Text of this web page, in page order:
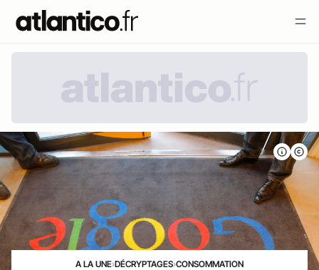
A LA UNE›DÉCRYPTAGES›CONSOMMATION